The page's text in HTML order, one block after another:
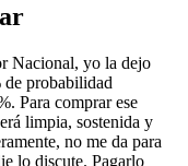
Nacional, yo la dejo
de probabilidad
Para comprar ese
limpia, sostenida y
no me da para
lo discute. Pagarlo